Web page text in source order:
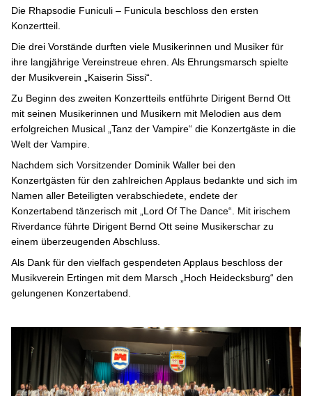
Die Rhapsodie Funiculi – Funicula beschloss den ersten
Konzertteil.
Die drei Vorstände durften viele Musikerinnen und Musiker für
ihre langjährige Vereinstreue ehren. Als Ehrungsmarsch spielte
der Musikverein „Kaiserin Sissi“.
Zu Beginn des zweiten Konzertteils entführte Dirigent Bernd Ott
mit seinen Musikerinnen und Musikern mit Melodien aus dem
erfolgreichen Musical „Tanz der Vampire“ die Konzertgäste in die
Welt der Vampire.
Nachdem sich Vorsitzender Dominik Waller bei den
Konzertgästen für den zahlreichen Applaus bedankte und sich im
Namen aller Beteiligten verabschiedete, endete der
Konzertabend tänzerisch mit „Lord Of The Dance“. Mit irischem
Riverdance führte Dirigent Bernd Ott seine Musikerschar zu
einem überzeugenden Abschluss.
Als Dank für den vielfach gespendeten Applaus beschloss der
Musikverein Ertingen mit dem Marsch „Hoch Heidecksburg“ den
gelungenen Konzertabend.